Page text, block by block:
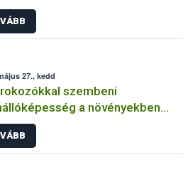
27., kedd
szembeni
a növényekben
végzi a kórtani
a Nébih?